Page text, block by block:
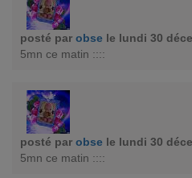
posté par obse le lundi 30
5mn ce matin ::::
posté par obse le lundi 30
5mn ce matin ::::